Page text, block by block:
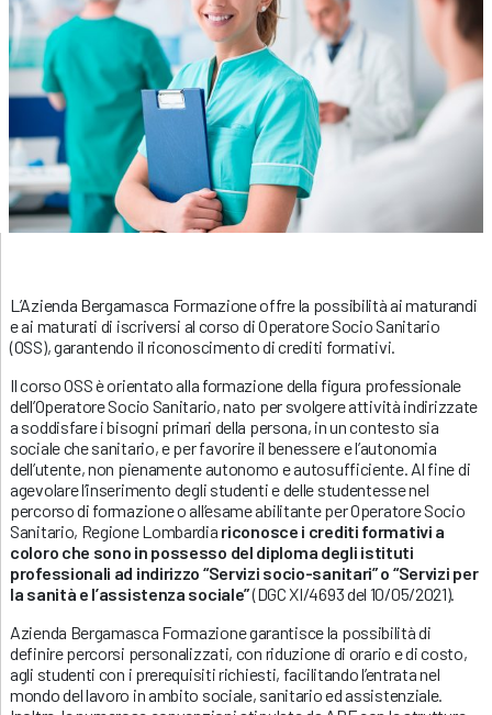
L’Azienda Bergamasca Formazione offre la possibilità ai maturandi
e ai maturati di iscriversi al corso di Operatore Socio Sanitario
(OSS), garantendo il riconoscimento di crediti formativi.
Il corso OSS è orientato alla formazione della figura professionale
dell’Operatore Socio Sanitario, nato per svolgere attività indirizzate
a soddisfare i bisogni primari della persona, in un contesto sia
sociale che sanitario, e per favorire il benessere e l’autonomia
dell’utente, non pienamente autonomo e autosufficiente. Al fine di
agevolare l’inserimento degli studenti e delle studentesse nel
percorso di formazione o all’esame abilitante per Operatore Socio
Sanitario, Regione Lombardia riconosce i crediti formativi a
coloro che sono in possesso del diploma degli istituti
professionali ad indirizzo “Servizi socio-sanitari” o “Servizi per
la sanità e l’assistenza sociale”(DGC XI/4693 del 10/05/2021).
Azienda Bergamasca Formazione garantisce la possibilità di
definire percorsi personalizzati, con riduzione di orario e di costo,
agli studenti con i prerequisiti richiesti, facilitando l’entrata nel
mondo del lavoro in ambito sociale, sanitario ed assistenziale.